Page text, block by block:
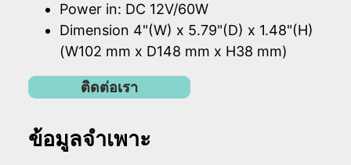
Power in: DC 12V/60W
Dimension 4"(W) x 5.79"(D) x 1.48"(H)
(W102 mm x D148 mm x H38 mm)
ติดต่อเรา
ข้อมูลจำเพาะ